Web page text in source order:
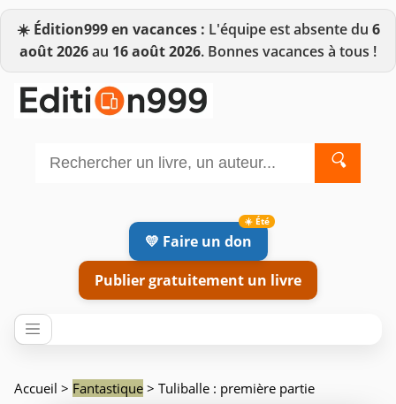
☀️ Édition999 en vacances : L'équipe est absente du 6
août 2026au 16 août 2026. Bonnes vacances à tous !
🔍
💛 Faire un don
Publier gratuitement un livre
Accueil > Fantastique > Tuliballe : première partie